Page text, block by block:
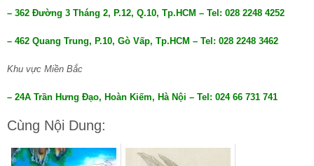
– 362 Đường 3 Tháng 2, P.12, Q.10, Tp.HCM – Tel: 028 2248 4252
– 462 Quang Trung, P.10, Gò Vấp, Tp.HCM – Tel: 028 2248 3462
Khu vực Miền Bắc
– 24A Trần Hưng Đạo, Hoàn Kiếm, Hà Nội – Tel: 024 66 731 741
Cùng Nội Dung: